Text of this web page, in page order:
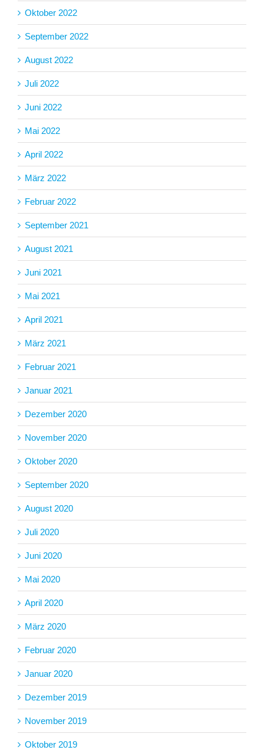
Oktober 2022
September 2022
August 2022
Juli 2022
Juni 2022
Mai 2022
April 2022
März 2022
Februar 2022
September 2021
August 2021
Juni 2021
Mai 2021
April 2021
März 2021
Februar 2021
Januar 2021
Dezember 2020
November 2020
Oktober 2020
September 2020
August 2020
Juli 2020
Juni 2020
Mai 2020
April 2020
März 2020
Februar 2020
Januar 2020
Dezember 2019
November 2019
Oktober 2019